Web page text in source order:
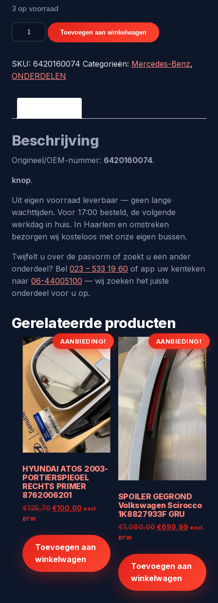
€3,50.
3 op voorraad
knop
-
nr.
6420160074
Toevoegen aan winkelwagen
SKU: 6420160074 Categorieën: Mercedes-Benz,
ONDERDELEN
Beschrijving
Origineel/OEM-nummer: 6420160074.
knop.
Uit eigen voorraad leverbaar — geen lange
wachttijden. Voor 17:00 besteld, de volgende
werkdag in huis. In Haarlem en omstreken
bezorgen wij kosteloos met onze eigen bussen.
Twijfelt u over de pasvorm of zoekt u een ander
onderdeel? Bel 023 – 533 19 60 of app uw kenteken
naar 06-44005100 — wij zoeken het juiste
onderdeel voor u op.
Gerelateerde producten
AANBIEDING!
HYUNDAI ATOS 2003-
PORTIERSPIEGEL
RECHTS PRIMER
8762006201
€125,70Oorspronkelijke
€100,00 Huidige
€100,00.
excl.
BTW
Toevoegen aan
winkelwagen
AANBIEDING!
SPOILER GEGROND
Volkswagen Scirocco
1K8827933F GRU
€1.080,00 Oorspronkelijke
€1.080,00.
€699,99Huidige
excl.
BTW
Toevoegen aan
winkelwagen